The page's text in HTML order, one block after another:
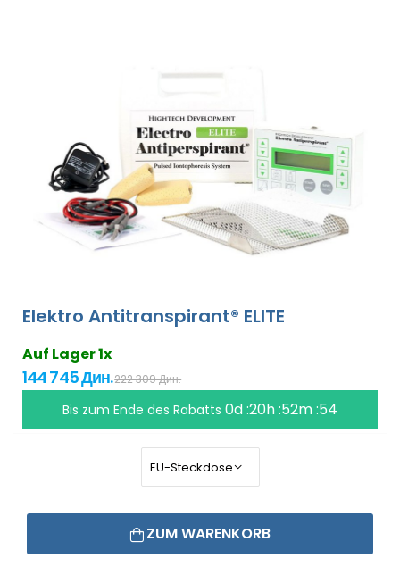
Elektro Antitranspirant® ELITE
Auf Lager 1x
144 745 Дин.222 309 Дин.
Bis zum Ende des Rabatts0d :20h :52m :53
ZUM WARENKORB